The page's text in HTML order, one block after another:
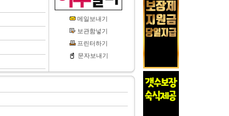
메일보내기
보관함넣기
프린터하기
문자보내기